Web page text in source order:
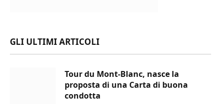
GLI ULTIMI ARTICOLI
Tour du Mont-Blanc, nasce la
proposta di una Carta di buona
condotta